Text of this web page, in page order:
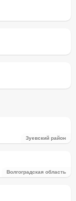
Зуевский район
Волгоградская область